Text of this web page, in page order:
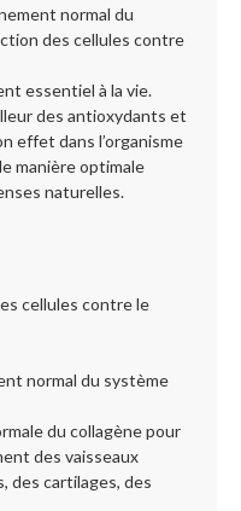
normal du
des cellules contre
essentiel à la vie.
des antioxydants et
effet dans l’organisme
manière optimale
naturelles.
cellules contre le
normal du système
du collagène pour
des vaisseaux
des cartilages, des